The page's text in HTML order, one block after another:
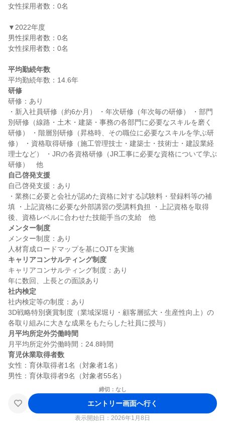
女性採用者数：0名
▼2022年度
男性採用者数：0名
女性採用者数：0名
平均勤続年数
研修
研修：あり
・新入社員研修（約6か月） ・年次研修（年次毎の研修） ・部門
別研修（線路・土木・建築・事務の各部門に必要なスキルを磨く
研修） ・階層別研修（昇格時、その職位に必要なスキルを学ぶ研
修） ・資格取得研修（施工管理技士・建築士・技術士・建設業経
理士など） ・JRの各資格研修（JR工事に必要な資格について学ぶ
自己啓発支援
自己啓発支援：あり
・業務に必要と会社が認めた資格に対する試験料・登録料等の補
填 ・上記資格に必要な外部講習の受講料負担 ・上記資格を取得
メンター制度
メンター制度：あり
キャリアコンサルティング制度
キャリアコンサルティング制度：あり
社内検定
社内検定等の制度：あり
3D戦略特別褒賞制度（業域深堀り・顧客層拡大・生産性向上）の
月平均所定外労働時間
育児休業取得者数
女性：育休取得者1名（対象者1名）
締切：なし
エントリー画面へ行く
表示開始日：2026年1月8日